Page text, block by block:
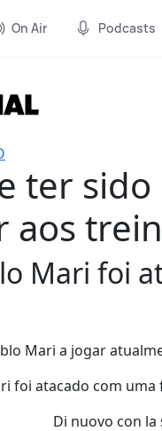
On Air Podcasts
ter
aos
Mari foi
Mari a jogar
foi atacado com
Di nuovo con la